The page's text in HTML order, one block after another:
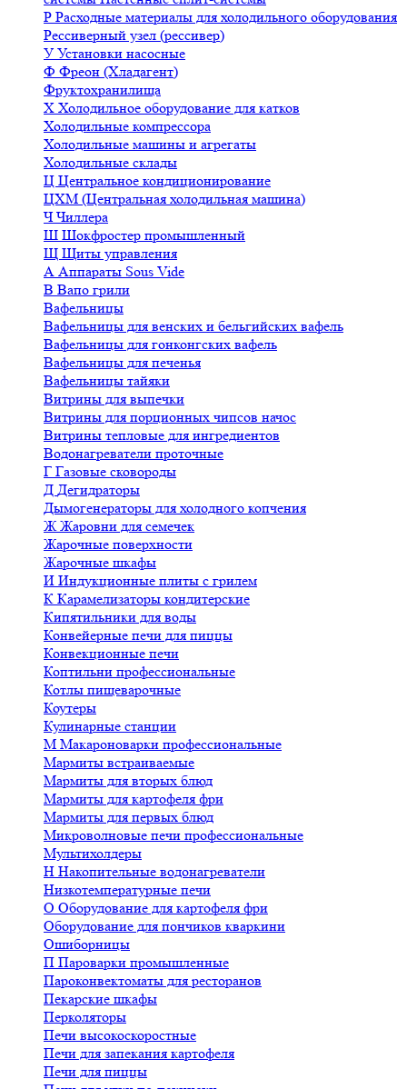
Р Расходные материалы для холодильного оборудования
Рессиверный узел (рессивер)
У Установки насосные
Ф Фреон (Хладагент)
Фруктохранилища
Х Холодильное оборудование для катков
Холодильные компрессора
Холодильные машины и агрегаты
Холодильные склады
Ц Центральное кондиционирование
ЦХМ (Центральная холодильная машина)
ЧЧиллера
Ш Шокфростер промышленный
Щ Щиты управления
А Аппараты Sous Vide
В Вапо грили
Вафельницы
Вафельницы для венских и бельгийских вафель
Вафельницы для гонконгских вафель
Вафельницы для печенья
Вафельницы тайяки
Витрины для выпечки
Витрины для порционных чипсов начос
Витрины тепловые для ингредиентов
Водонагреватели проточные
Г Газовые сковороды
Д Дегидраторы
Дымогенераторы для холодного копчения
ЖЖаровни для семечек
Жарочные поверхности
Жарочные шкафы
И Индукционные плиты с грилем
К Карамелизаторы кондитерские
Кипятильники для воды
Конвейерные печи для пиццы
Конвекционные печи
Коптильни профессиональные
Котлы пищеварочные
Коутеры
Кулинарные станции
М Макароноварки профессиональные
Мармиты встраиваемые
Мармиты для вторых блюд
Мармиты для картофеля фри
Мармиты для первых блюд
Микроволновые печи профессиональные
Мультихолдеры
Н Накопительные водонагреватели
Низкотемпературные печи
О Оборудование для картофеля фри
Оборудование для пончиков кваркини
Ошиборницы
П Пароварки промышленные
Пароконвектоматы для ресторанов
Пекарские шкафы
Перколяторы
Печи высокоскоростные
Печи для запекания картофеля
Печи для пиццы